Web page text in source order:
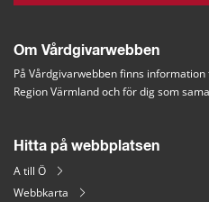
Om Vårdgivarwebben
På Vårdgivarwebben finns
Region Värmland och för dig som
Hitta på webbplatsen
A till Ö
Webbkarta